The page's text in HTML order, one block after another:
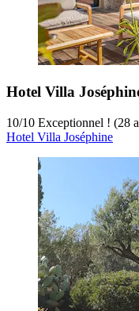
Hotel Villa
10/10 Exceptionnel ! (28
Hotel Villa Joséphine